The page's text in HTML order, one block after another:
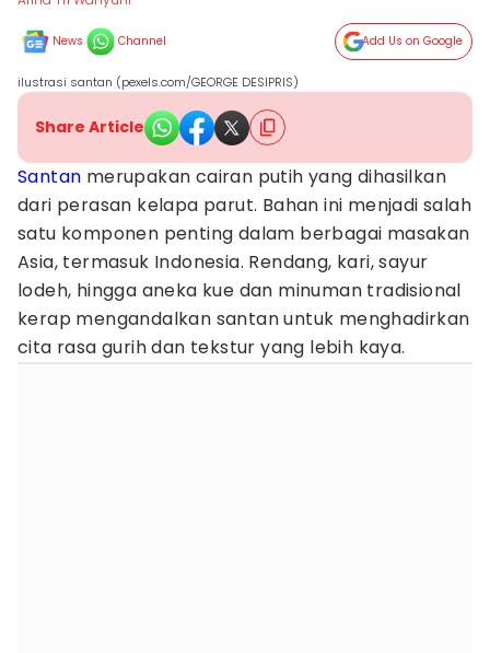
News Channel Add Us on Google
ilustrasi santan (pexels.com/GEORGE DESIPRIS)
Share Article
Santan merupakan cairan putih yang dihasilkan
dari perasan kelapa parut. Bahan ini menjadi salah
satu komponen penting dalam berbagai masakan
Asia, termasuk Indonesia. Rendang, kari, sayur
lodeh, hingga aneka kue dan minuman tradisional
kerap mengandalkan santan untuk menghadirkan
cita rasa gurih dan tekstur yang lebih kaya.